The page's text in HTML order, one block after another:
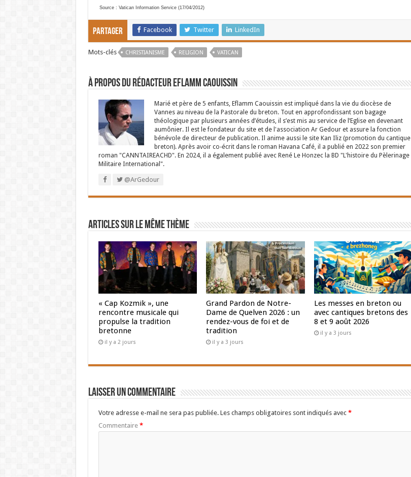
Source : Vatican Information Service (17/04/2012)
Partager Facebook Twitter LinkedIn
Mots-clés CHRISTIANISME RELIGION VATICAN
À propos du rédacteur Eflamm Caouissin
Marié et père de 5 enfants, Eflamm Caouissin est impliqué dans la vie du diocèse de
Vannes au niveau de la Pastorale du breton. Tout en approfondissant son bagage
théologique par plusieurs années d’études, il s’est mis au service de l’Eglise en devenant
aumônier. Il est le fondateur du site et de l'association Ar Gedour et assure la fonction
bénévole de directeur de publication. Il anime aussi le site Kan Iliz (promotion du cantique
breton). Après avoir co-écrit dans le roman Havana Café, il a publié en 2022 son premier
roman "CANNTAIREACHD". En 2024, il a également publié avec René Le Honzec la BD "L'histoire du Pèlerinage
Militaire International".
@ArGedour
Articles sur le même thème
« Cap Kozmik », une
rencontre musicale qui
propulse la tradition
bretonne
il y a 2 jours
Grand Pardon de Notre-
Dame de Quelven 2026 : un
rendez-vous de foi et de
tradition
il y a 3 jours
Les messes en breton ou
avec cantiques bretons des
8 et 9 août 2026
il y a 3 jours
Laisser un commentaire
Votre adresse e-mail ne sera pas publiée. Les champs obligatoires sont indiqués avec *
Commentaire *